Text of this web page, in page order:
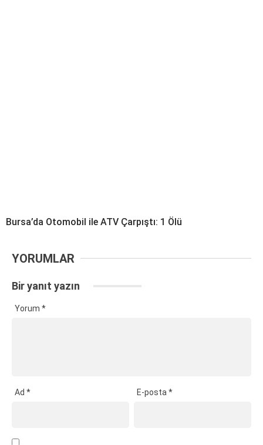
Bursa’da Otomobil ile ATV Çarpıştı: 1 Ölü
YORUMLAR
Bir yanıt yazın
Yorum *
Ad * E-posta*